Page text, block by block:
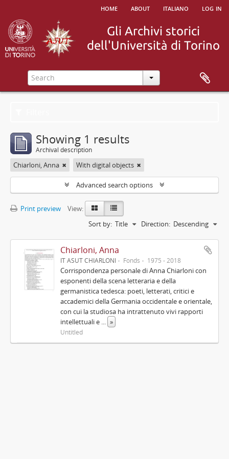
home about italiano log in
Showing 1 results
Archival description
Chiarloni, Anna With digital objects
Advanced search options
Print preview
View:
Sort by: Title Direction: Descending
Chiarloni, Anna
IT ASUT CHIARLONI Fonds 1975 - 2018
Corrispondenza personale di Anna Chiarloni con
esponenti della scena letteraria e della
germanistica tedesca: poeti, letterati, critici e
accademici della Germania occidentale e orientale,
con cui la studiosa ha intrattenuto vivi rapporti
intellettuali e ... »
Untitled